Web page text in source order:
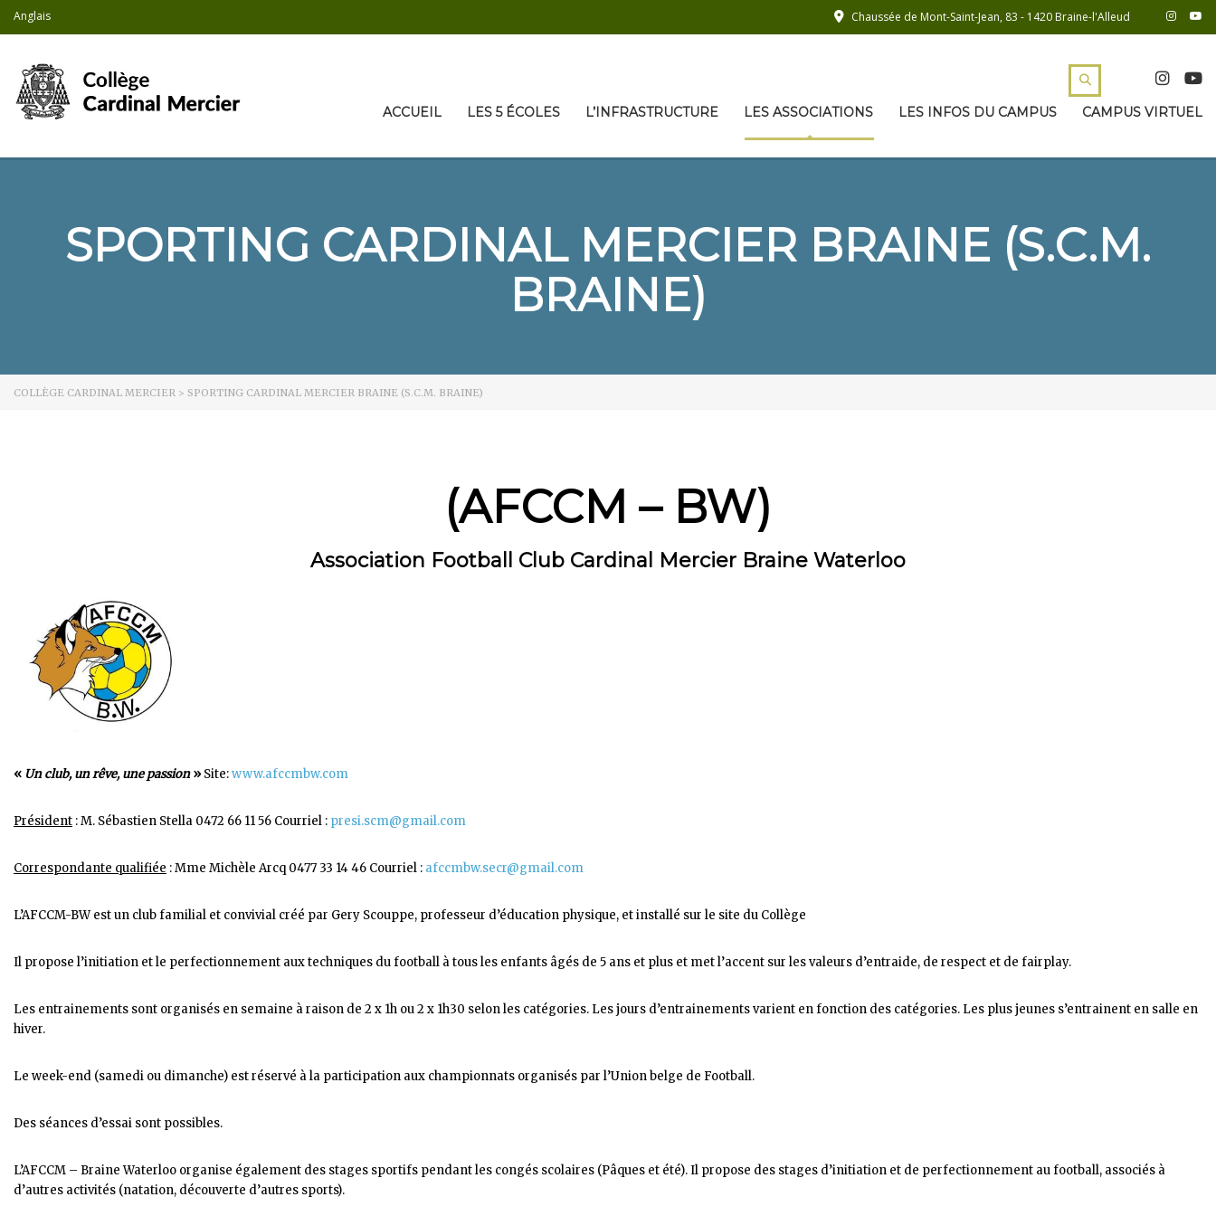
Anglais Chaussée de Mont-Saint-Jean, 83 - 1420 Braine-l'Alleud
ACCUEIL LES 5 ÉCOLES L’INFRASTRUCTURE LES ASSOCIATIONS LES INFOS DU CAMPUS CAMPUS VIRTUEL
SPORTING CARDINAL MERCIER BRAINE (S.C.M.
BRAINE)
COLLÈGE CARDINAL MERCIER > SPORTING CARDINAL MERCIER BRAINE (S.C.M. BRAINE)
(AFCCM – BW)
Association Football Club Cardinal Mercier Braine Waterloo
« Un club, un rêve, une passion» Site:www.afccmbw.com
Président : M. Sébastien Stella 0472 66 11 56 Courriel : presi.scm@gmail.com
Correspondante qualifiée : Mme Michèle Arcq 0477 33 14 46 Courriel : afccmbw.secr@gmail.com
L’AFCCM-BW est un club familial et convivial créé par Gery Scouppe, professeur d’éducation physique, et installé sur le site du Collège
Il propose l’initiation et le perfectionnement aux techniques du football à tous les enfants âgés de 5 ans et plus et met l’accent sur les valeurs d’entraide, de respect et de fairplay.
Les entrainements sont organisés en semaine à raison de 2 x 1h ou 2 x 1h30 selon les catégories. Les jours d’entrainements varient en fonction des catégories. Les plus jeunes s’entrainent en salle en
hiver.
Le week-end (samedi ou dimanche) est réservé à la participation aux championnats organisés par l’Union belge de Football.
Des séances d’essai sont possibles.
L’AFCCM – Braine Waterloo organise également des stages sportifs pendant les congés scolaires (Pâques et été). Il propose des stages d’initiation et de perfectionnement au football, associés à
d’autres activités (natation, découverte d’autres sports).